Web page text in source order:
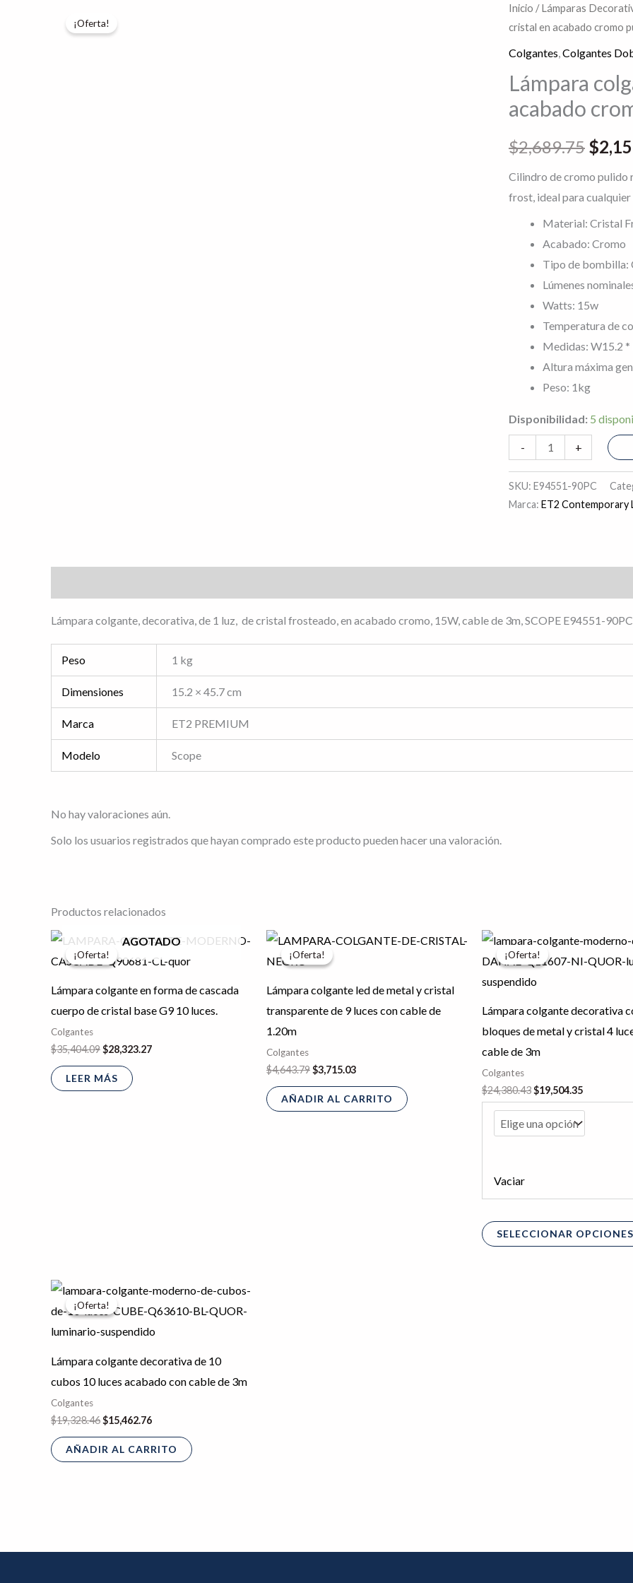
¡Oferta!
Inicio /Lámparas
cristal en acabado cromo
Colgantes Colgantes
Lámpara
acabado
$2,689.75
El
precio
era:
$
Cilindro de cromo pulido
frost, ideal para cualquier
Material: Cristal
Acabado: Cromo
Tipo de bombilla:
Lúmenes
Watts: 15w
Temperatura de
Medidas: W15.2
Altura máxima
Peso: 1kg
Disponibilidad: 5
-
Lámpara
colgante
led
acero
y
en
acabado
cromo
+
SKU: E94551-90PC
Marca: ET2 Contemporary
Lámpara colgante, decorativa, de 1 luz, de cristal frosteado, en acabado cromo, 15W, cable de 3m, SCOPE E94551-
Peso 1 kg
Dimensiones 15.2 × 45.7 cm
Marca ET2 PREMIUM
Modelo Scope
No hay valoraciones aún.
Solo los usuarios registrados que hayan comprado este producto pueden hacer una valoración.
Productos relacionados
¡Oferta!
AGOTADO
¡Oferta!
Lámpara colgante en forma de cascada
cuerpo de cristal base G9 10 luces.
Colgantes
$35,404.09
El
precio
original
$35,404.09.
$28,323.27
El
precio
actual
$28,323.27.
LEER MÁS
¡Oferta!
¡Oferta!
Lámpara colgante led de metal y cristal
transparente de 9 luces con cable de
1.20m
Colgantes
$4,643.79
El
precio
original
$4,643.79.
$3,715.03
El
precio
$3,715.03.
AÑADIR AL CARRITO
¡Oferta!
¡Oferta!
Lámpara colgante decorativa
bloques de metal y cristal 4
cable de 3m
Colgantes
$24,380.43
precio
original
$24,380.43.
$19,504.35
precio
actual
Vaciar
SELECCIONAR OPCIONES
¡Oferta!
¡Oferta!
Lámpara colgante decorativa de 10
cubos 10 luces acabado con cable de 3m
Colgantes
$19,328.46
precio
original
$19,328.46.
$15,462.76
precio
actual
$15,462.76.
AÑADIR AL CARRITO